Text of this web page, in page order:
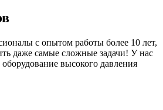
с опытом работы более 10 лет,
даже самые сложные задачи! У нас
высокого давления